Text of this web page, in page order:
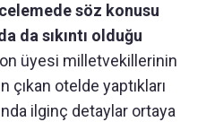
söz konusu
da sıkıntı olduğu
üyesi milletvekillerinin
otelde yaptıkları
ilginç detaylar ortaya